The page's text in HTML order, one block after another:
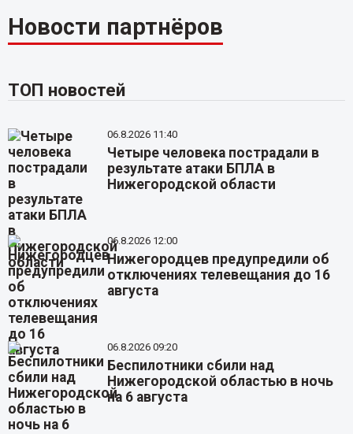
Новости партнёров
ТОП новостей
06.8.2026 11:40
Четыре человека пострадали в
результате атаки БПЛА в
Нижегородской области
06.8.2026 12:00
Нижегородцев предупредили об
отключениях телевещания до 16
августа
06.8.2026 09:20
Беспилотники сбили над
Нижегородской областью в ночь
на 6 августа